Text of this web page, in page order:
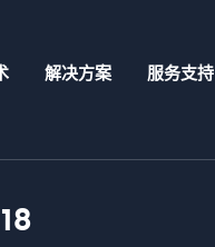
解决方案 服务支持